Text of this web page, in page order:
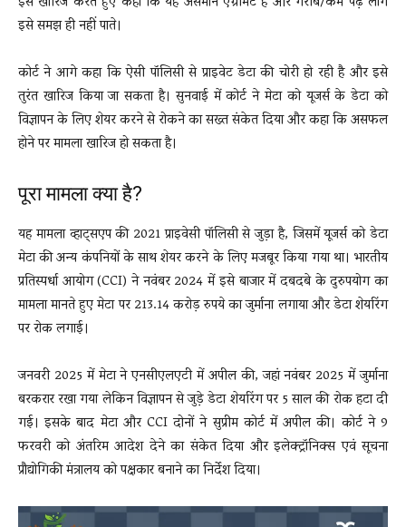
इसे समझ ही नहीं पाते।
कोर्ट ने आगे कहा कि ऐसी पॉलिसी से प्राइवेट डेटा की चोरी हो रही है और इसे
तुरंत खारिज किया जा सकता है। सुनवाई में कोर्ट ने मेटा को यूजर्स के डेटा को
विज्ञापन के लिए शेयर करने से रोकने का सख्त संकेत दिया और कहा कि असफल
होने पर मामला खारिज हो सकता है।
पूरा मामला क्या है?
यह मामला व्हाट्सएप की 2021 प्राइवेसी पॉलिसी से जुड़ा है, जिसमें यूजर्स को डेटा
मेटा की अन्य कंपनियों के साथ शेयर करने के लिए मजबूर किया गया था। भारतीय
प्रतिस्पर्धा आयोग (CCI) ने नवंबर 2024 में इसे बाजार में दबदबे के दुरुपयोग का
मामला मानते हुए मेटा पर 213.14 करोड़ रुपये का जुर्माना लगाया और डेटा शेयरिंग
पर रोक लगाई।
जनवरी 2025 में मेटा ने एनसीएलएटी में अपील की, जहां नवंबर 2025 में जुर्माना
बरकरार रखा गया लेकिन विज्ञापन से जुड़े डेटा शेयरिंग पर 5 साल की रोक हटा दी
गई। इसके बाद मेटा और CCI दोनों ने सुप्रीम कोर्ट में अपील की। कोर्ट ने 9
फरवरी को अंतरिम आदेश देने का संकेत दिया और इलेक्ट्रॉनिक्स एवं सूचना
प्रौद्योगिकी मंत्रालय को पक्षकार बनाने का निर्देश दिया।